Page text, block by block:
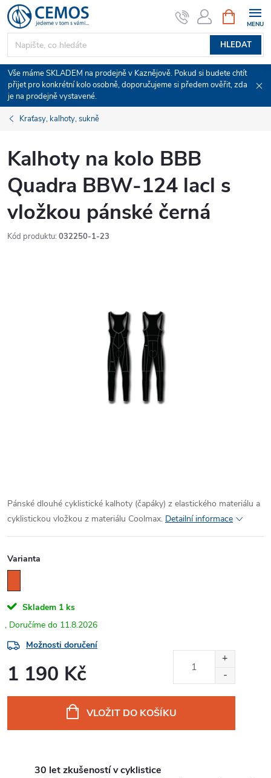
Přejít
na
obsah
HLEDAT
NÁKUPNÍ
KOŠÍK
Vše máme SKLADEM na prodejně v Kaznějově. Pokud si budete chtít
přijet pro konkrétní kolo osobně, doporučujeme si předem ověřit, zda
je na prodejně vystavené.
Kraťasy, kalhoty, sukně
Kalhoty na kolo BBB
Quadra BBW-124 lacl s
vložkou pánské černá
Kód produktu: 032250-1-23
Pánské dlouhé cyklistické kalhoty (čapáky) z elastického materiálu a
cyklistickou vložkou z materiálu Coolmax. Detailní informace
Varianta
Skladem 1 ks
11.8.2026
Možnosti doručení
1 190 Kč
VLOŽIT DO KOŠÍKU
30 let zkušeností v cyklistice